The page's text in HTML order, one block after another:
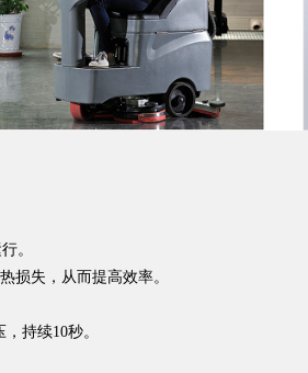
。
损失，从⽽提⾼效率。
持续10秒。